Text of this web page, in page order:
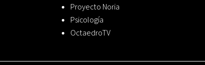
Proyecto Noria
Psicología
OctaedroTV